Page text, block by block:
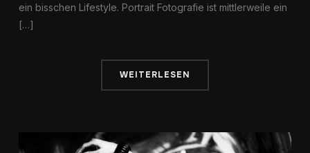
ein bisschen Lifestyle. Portrait Fotografie ist mittlerweile ein
[…]
WEITERLESEN